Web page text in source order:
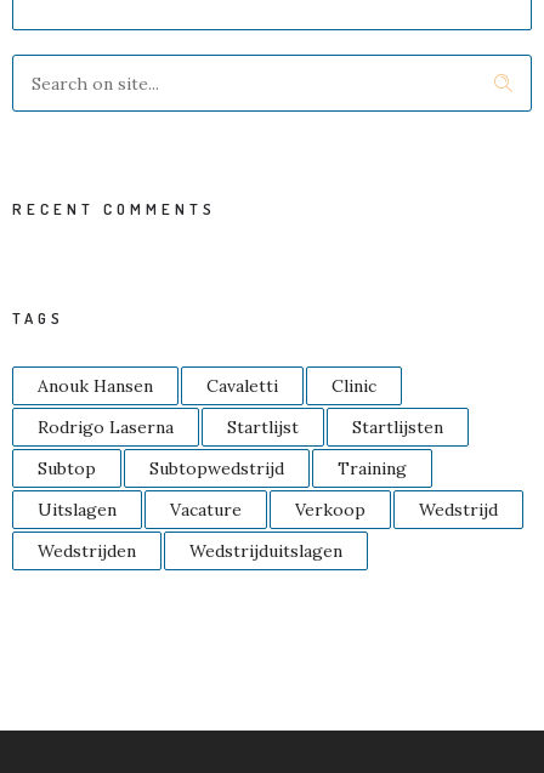
RECENT COMMENTS
TAGS
Anouk Hansen Cavaletti
Clinic
Rodrigo Laserna
Startlijst
Startlijsten
Subtop
Subtopwedstrijd
Training
Uitslagen
Vacature Verkoop
Wedstrijd
Wedstrijden
Wedstrijduitslagen